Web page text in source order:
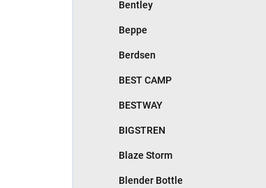
Bentley
Beppe
Berdsen
BEST CAMP
BESTWAY
BIGSTREN
Blaze Storm
Blender Bottle